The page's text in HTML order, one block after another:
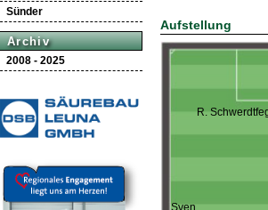
Sünder
Archiv
2008 - 2025
Aufstellung
R.
Sven